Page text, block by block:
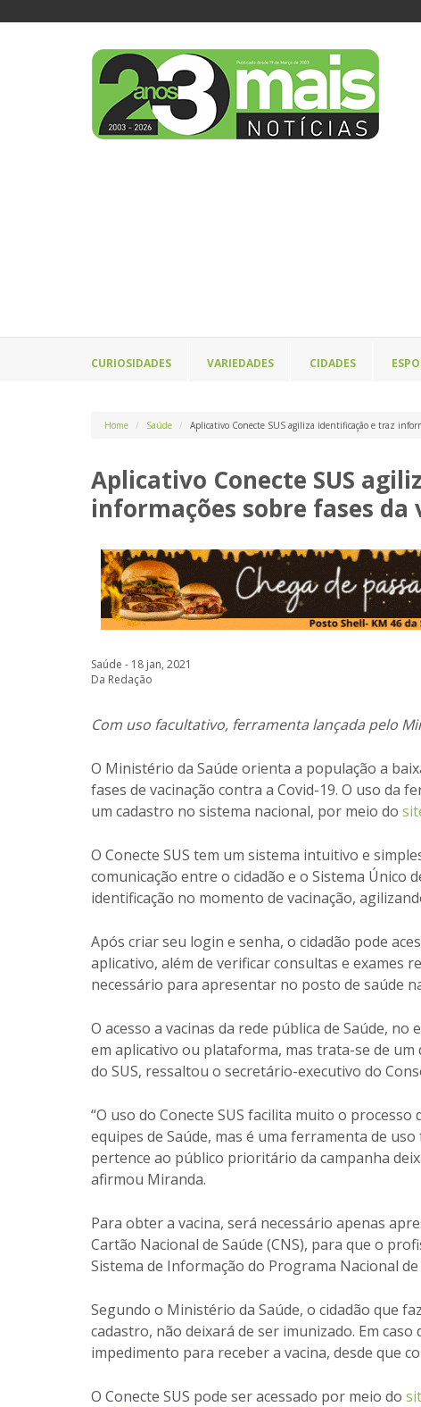
CURIOSIDADES VARIEDADES CIDADES
Home Saúde Aplicativo Conecte SUS agiliza identificação e traz
Aplicativo Conecte SUS
informações sobre fases da
Saúde - 18 jan, 2021
Da Redação
Com uso facultativo, ferramenta lançada pelo
O Ministério da Saúde orienta a população a
fases de vacinação contra a Covid-19. O uso da
um cadastro no sistema nacional, por meio do
O Conecte SUS tem um sistema intuitivo e
comunicação entre o cidadão e o Sistema Único
identificação no momento de vacinação,
Após criar seu login e senha, o cidadão pode
aplicativo, além de verificar consultas e exames
necessário para apresentar no posto de saúde
O acesso a vacinas da rede pública de Saúde,
em aplicativo ou plataforma, mas trata-se de
do SUS, ressaltou o secretário-executivo do
“O uso do Conecte SUS facilita muito o
equipes de Saúde, mas é uma ferramenta de
pertence ao público prioritário da campanha
afirmou Miranda.
Para obter a vacina, será necessário apenas
Cartão Nacional de Saúde (CNS), para que o
Sistema de Informação do Programa Nacional
Segundo o Ministério da Saúde, o cidadão que
cadastro, não deixará de ser imunizado. Em
impedimento para receber a vacina, desde que
O Conecte SUS pode ser acessado por meio do